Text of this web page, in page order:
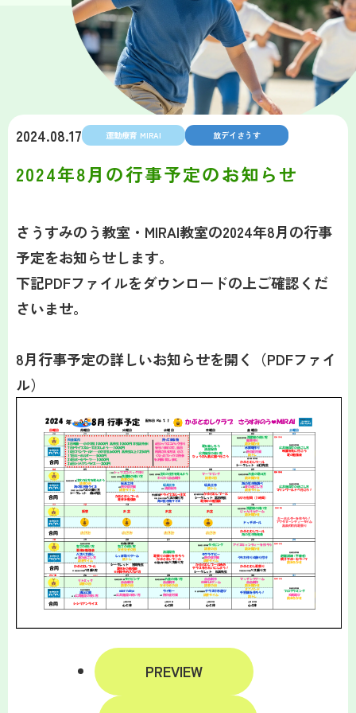
2024.08.17 運動療育 MIRAI 放デイさうす
2024年8月の行事予定のお知らせ
さうすみのう教室・MIRAI教室の2024年8月の行事
予定をお知らせします。
下記PDFファイルをダウンロードの上ご確認くだ
さいませ。
8月行事予定の詳しいお知らせを開く（PDFファイ
ル）
PREVIEW